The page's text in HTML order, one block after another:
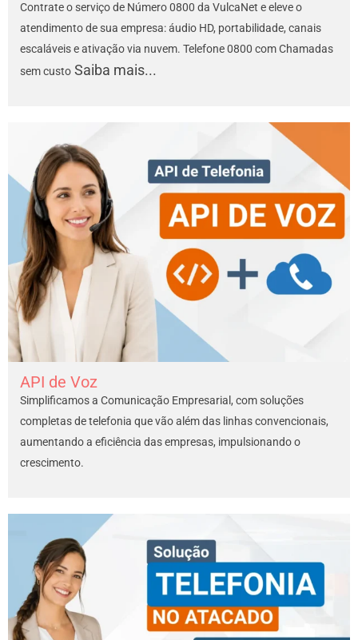
Contrate o serviço de Número 0800 da VulcaNet e eleve o
atendimento de sua empresa: áudio HD, portabilidade, canais
escaláveis e ativação via nuvem. Telefone 0800 com Chamadas
sem custo Saiba mais...
API de Voz
Simplificamos a Comunicação Empresarial, com soluções
completas de telefonia que vão além das linhas convencionais,
aumentando a eficiência das empresas, impulsionando o
crescimento.